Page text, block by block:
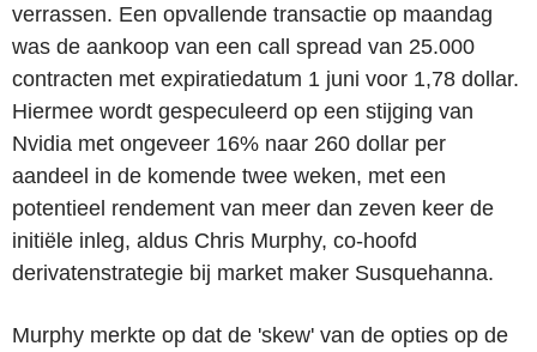
verrassen. Een opvallende transactie op maandag
was de aankoop van een call spread van 25.000
contracten met expiratiedatum 1 juni voor 1,78 dollar.
Hiermee wordt gespeculeerd op een stijging van
Nvidia met ongeveer 16% naar 260 dollar per
aandeel in de komende twee weken, met een
potentieel rendement van meer dan zeven keer de
initiële inleg, aldus Chris Murphy, co-hoofd
derivatenstrategie bij market maker Susquehanna.
Murphy merkte op dat de 'skew' van de opties op de